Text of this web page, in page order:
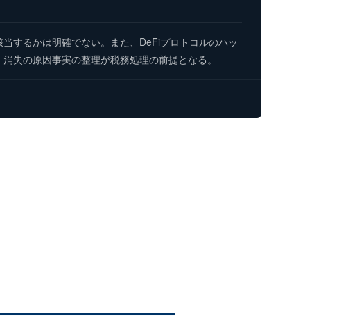
するかは明確でない。また、DeFiプロトコルのハッ
失の原因事実の整理が税務処理の前提となる。